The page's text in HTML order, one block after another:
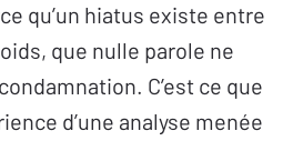
qu’un hiatus existe entre
que nulle parole ne
C’est ce que
d’une analyse menée